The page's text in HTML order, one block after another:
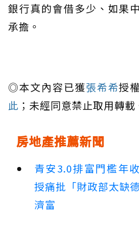
銀行真的會借多少、如果
承擔。
◎本文內容已獲張希希授
此 ；未經同意禁止取用轉載
房地產推薦新聞
青安3.0排富門檻年
授痛批「財政部太缺
濟富